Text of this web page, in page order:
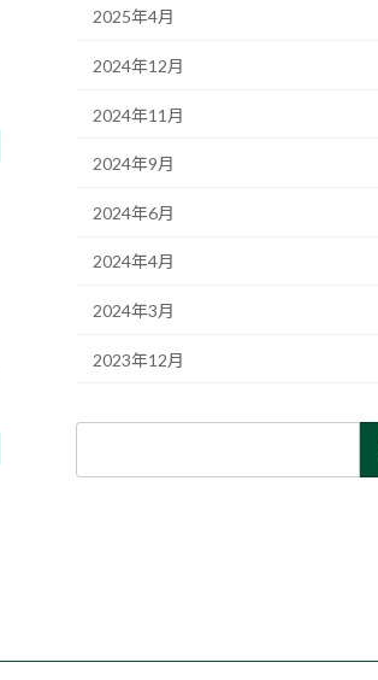
2025年4月
2024年12月
2024年11月
2024年9月
2024年6月
2024年4月
2024年3月
2023年12月